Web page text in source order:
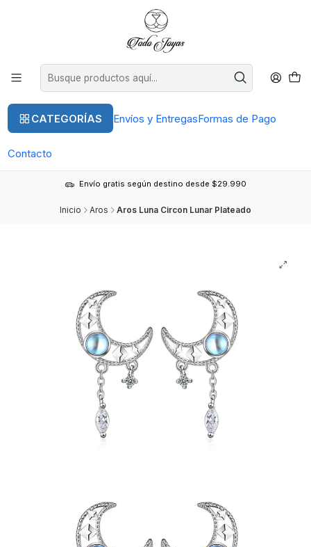
CATEGORÍAS Envíos y EntregasFormas de Pago
Contacto
Envío gratis según destino desde $29.990
Inicio Aros Aros Luna Circon Lunar Plateado